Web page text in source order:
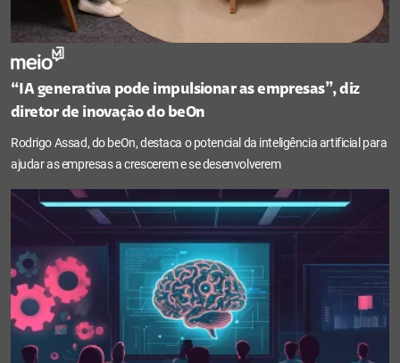
“IA generativa pode impulsionar as empresas”, diz
diretor de inovação do beOn
Rodrigo Assad, do beOn, destaca o potencial da inteligência artificial para
ajudar as empresas a crescerem e se desenvolverem